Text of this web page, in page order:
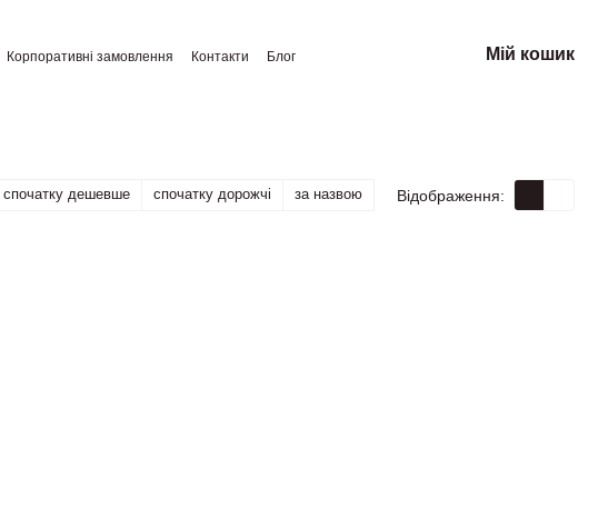
Корпоративні замовлення Контакти
Блог
Мій кошик
спочатку дешевше спочатку дорожчі за назвою Відображення: